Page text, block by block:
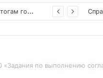
«
Аэрофлот» отчитался об убытке в 123 млрд руб. по итогам года пандемии
по выполнению